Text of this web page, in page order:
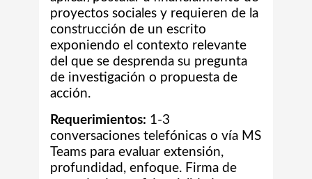
proyectos sociales y requieren de la
construcción de un escrito
exponiendo el contexto relevante
del que se desprenda su pregunta
de investigación o propuesta de
acción.
Requerimientos: 1-3
conversaciones telefónicas o vía MS
Teams para evaluar extensión,
profundidad, enfoque. Firma de